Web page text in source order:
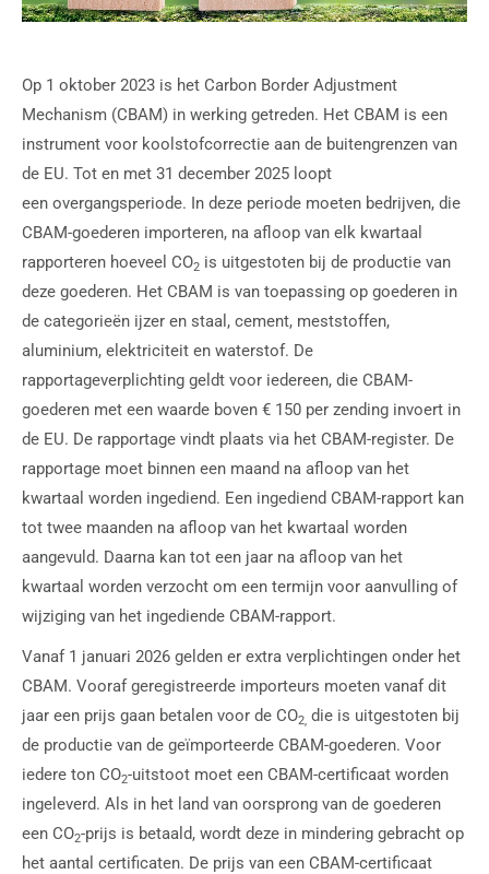
Op 1 oktober 2023 is het Carbon Border Adjustment
Mechanism (CBAM) in werking getreden. Het CBAM is een
instrument voor koolstofcorrectie aan de buitengrenzen van
de EU. Tot en met 31 december 2025 loopt
een overgangsperiode. In deze periode moeten bedrijven, die
CBAM-goederen importeren, na afloop van elk kwartaal
rapporteren hoeveel CO2 is uitgestoten bij de productie van
deze goederen. Het CBAM is van toepassing op goederen in
de categorieën ijzer en staal, cement, meststoffen,
aluminium, elektriciteit en waterstof. De
rapportageverplichting geldt voor iedereen, die CBAM-
goederen met een waarde boven € 150 per zending invoert in
de EU. De rapportage vindt plaats via het CBAM-register. De
rapportage moet binnen een maand na afloop van het
kwartaal worden ingediend. Een ingediend CBAM-rapport kan
tot twee maanden na afloop van het kwartaal worden
aangevuld. Daarna kan tot een jaar na afloop van het
kwartaal worden verzocht om een termijn voor aanvulling of
wijziging van het ingediende CBAM-rapport.
Vanaf 1 januari 2026 gelden er extra verplichtingen onder het
CBAM. Vooraf geregistreerde importeurs moeten vanaf dit
jaar een prijs gaan betalen voor de CO2, die is uitgestoten bij
de productie van de geïmporteerde CBAM-goederen. Voor
iedere ton CO2-uitstoot moet een CBAM-certificaat worden
ingeleverd. Als in het land van oorsprong van de goederen
een CO2-prijs is betaald, wordt deze in mindering gebracht op
het aantal certificaten. De prijs van een CBAM-certificaat